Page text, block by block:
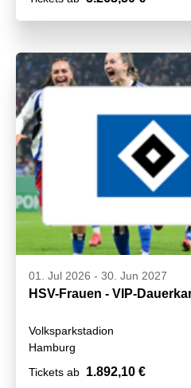
01. Jul 2026 - 30. Jun 2027
HSV-Frauen - VIP-
Volksparkstadion
Hamburg
Tickets ab 1.892,10 €